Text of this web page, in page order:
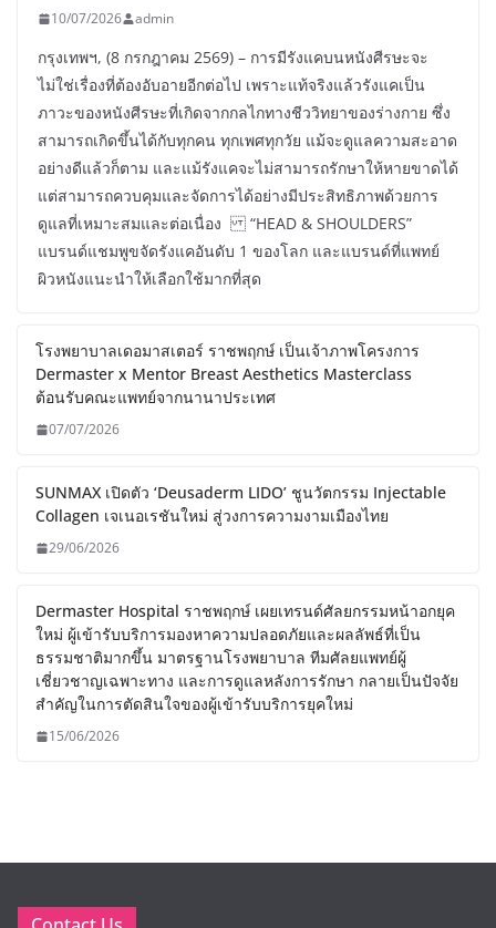
10/07/2026 admin
กรุงเทพฯ, (8 กรกฎาคม 2569) – การมีรังแคบนหนังศีรษะจะ
ไม่ใช่เรื่องที่ต้องอับอายอีกต่อไป เพราะแท้จริงแล้วรังแคเป็น
ภาวะของหนังศีรษะที่เกิดจากกลไกทางชีววิทยาของร่างกาย ซึ่ง
สามารถเกิดขึ้นได้กับทุกคน ทุกเพศทุกวัย แม้จะดูแลความสะอาด
อย่างดีแล้วก็ตาม และแม้รังแคจะไม่สามารถรักษาให้หายขาดได้
แต่สามารถควบคุมและจัดการได้อย่างมีประสิทธิภาพด้วยการ
ดูแลที่เหมาะสมและต่อเนื่อง “HEAD & SHOULDERS”
แบรนด์แชมพูขจัดรังแคอันดับ 1 ของโลก และแบรนด์ที่แพทย์
ผิวหนังแนะนำให้เลือกใช้มากที่สุด
โรงพยาบาลเดอมาสเตอร์ ราชพฤกษ์ เป็นเจ้าภาพโครงการ
Dermaster x Mentor Breast Aesthetics Masterclass
ต้อนรับคณะแพทย์จากนานาประเทศ
07/07/2026
SUNMAX เปิดตัว ‘Deusaderm LIDO’ ชูนวัตกรรม Injectable
Collagen เจเนอเรชันใหม่ สู่วงการความงามเมืองไทย
29/06/2026
Dermaster Hospital ราชพฤกษ์ เผยเทรนด์ศัลยกรรมหน้าอกยุค
ใหม่ ผู้เข้ารับบริการมองหาความปลอดภัยและผลลัพธ์ที่เป็น
ธรรมชาติมากขึ้น มาตรฐานโรงพยาบาล ทีมศัลยแพทย์ผู้
เชี่ยวชาญเฉพาะทาง และการดูแลหลังการรักษา กลายเป็นปัจจัย
สำคัญในการตัดสินใจของผู้เข้ารับบริการยุคใหม่
15/06/2026